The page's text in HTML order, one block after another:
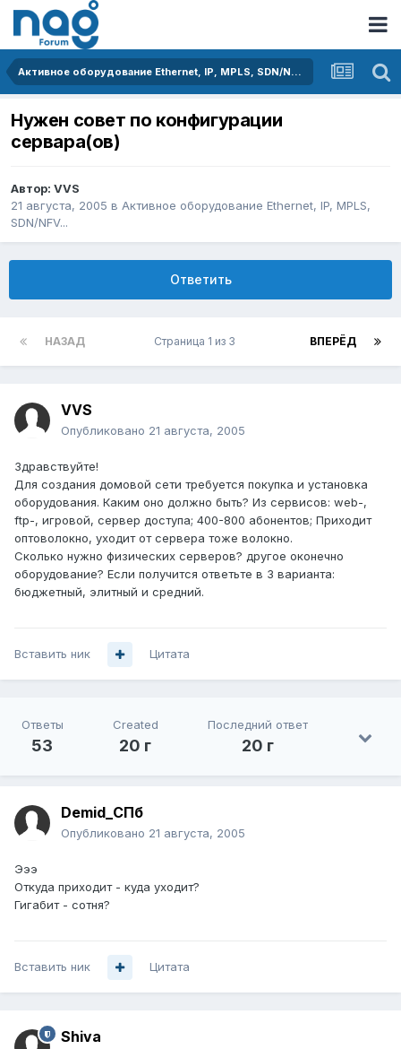
Активное оборудование Ethernet, IP, MPLS, SDN/NFV...
Нужен совет по конфигурации
сервара(ов)
Автор: VVS
21 августа, 2005 в Активное оборудование Ethernet, IP, MPLS,
SDN/NFV...
Ответить
НАЗАД ВПЕРЁД
Страница 1 из 3
VVS
Опубликовано 21 августа, 2005
Здравствуйте!
Для создания домовой сети требуется покупка и установка
оборудования. Каким оно должно быть? Из сервисов: web-,
ftp-, игровой, сервер доступа; 400-800 абонентов; Приходит
оптоволокно, уходит от сервера тоже волокно.
Сколько нужно физических серверов? другое оконечно
оборудование? Если получится ответьте в 3 варианта:
бюджетный, элитный и средний.
Вставить ник Цитата
Ответы
53
Created
20 г
Последний ответ
20 г
Demid_СПб
Опубликовано 21 августа, 2005
Эээ
Откуда приходит - куда уходит?
Гигабит - сотня?
Вставить ник Цитата
Shiva